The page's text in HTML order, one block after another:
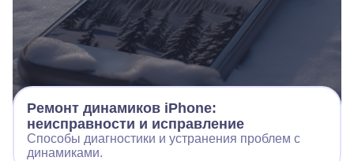
Ремонт динамиков iPhone:
неисправности и исправление
Способы диагностики и устранения проблем с
динамиками.